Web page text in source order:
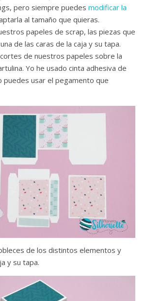
pero siempre puedes modificar la
al tamaño que quieras.
papeles de scrap, las piezas que
de las caras de la caja y su tapa.
de nuestros papeles sobre la
Yo he usado cinta adhesiva de
puedes usar el pegamento que
de los distintos elementos y
y su tapa.